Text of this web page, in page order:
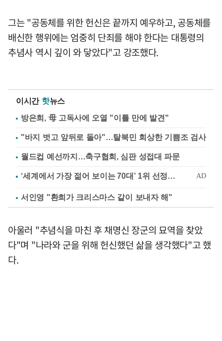
그는 "공동체를 위한 헌신은 끝까지 예우하고, 공동체를
배신한 행위에는 엄중히 단죄를 해야 한다는 대통령의
추념사 역시 깊이 와 닿았다"고 강조했다.
이시간 핫뉴스
방은희, 母 고독사에 오열 "이틀 만에 발견"
"바지 벗고 앞뒤로 돌아"…탈북민 회상한 기쁨조 검사
월드컵 예선까지…축구협회, 심판 성접대 파문
서인영 "환희가 크리스마스 같이 보내자 해"
아울러 "추념식을 마친 후 채명신 장군의 묘역을 찾았
다"며 "나라와 군을 위해 헌신했던 삶을 생각했다"고 했
다.